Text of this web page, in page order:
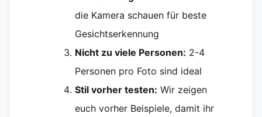
die Kamera schauen für beste
Gesichtserkennung
Nicht zu viele Personen: 2-4
Personen pro Foto sind ideal
Stil vorher testen: Wir zeigen
euch vorher Beispiele, damit ihr